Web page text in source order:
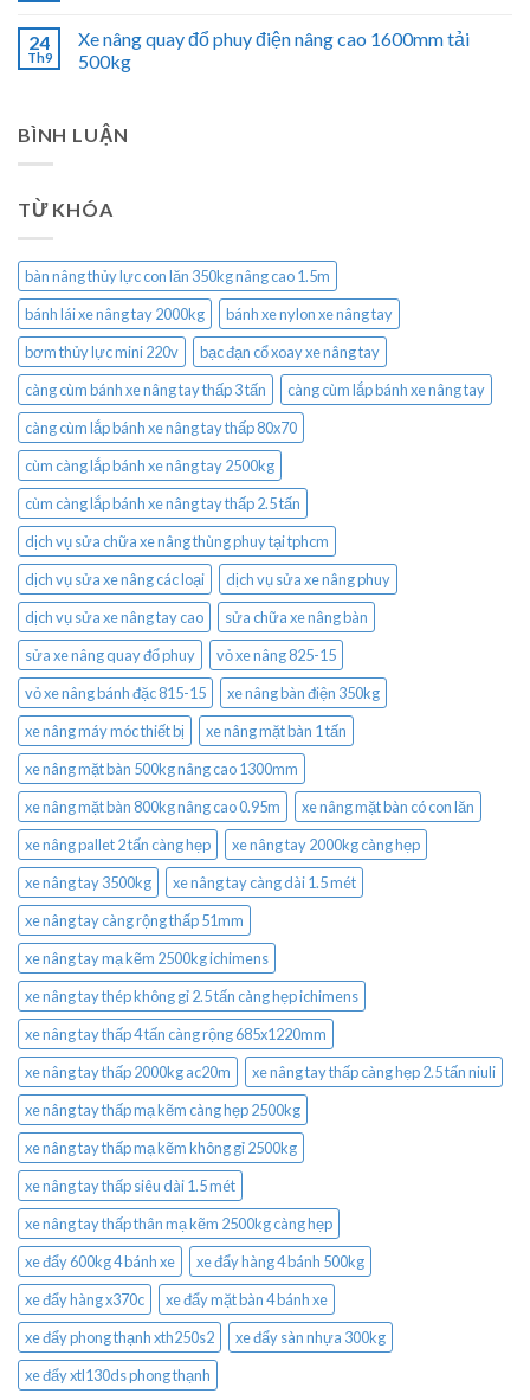
24
Th9
Xe nâng quay đổ phuy điện nâng cao 1600mm tải
500kg
BÌNH LUẬN
TỪ KHÓA
bàn nâng thủy lực con lăn 350kg nâng cao 1.5m
bánh lái xe nâng tay 2000kg
bánh xe nylon xe nâng tay
bơm thủy lực mini 220v
bạc đạn cổ xoay xe nâng tay
càng cùm bánh xe nâng tay thấp 3 tấn
càng cùm lắp bánh xe nâng tay
càng cùm lắp bánh xe nâng tay thấp 80x70
cùm càng lắp bánh xe nâng tay 2500kg
cùm càng lắp bánh xe nâng tay thấp 2.5 tấn
dịch vụ sửa chữa xe nâng thùng phuy tại tphcm
dịch vụ sửa xe nâng các loại
dịch vụ sửa xe nâng phuy
dịch vụ sửa xe nâng tay cao
sửa chữa xe nâng bàn
sửa xe nâng quay đổ phuy
vỏ xe nâng 825-15
vỏ xe nâng bánh đặc 815-15
xe nâng bàn điện 350kg
xe nâng máy móc thiết bị
xe nâng mặt bàn 1 tấn
xe nâng mặt bàn 500kg nâng cao 1300mm
xe nâng mặt bàn 800kg nâng cao 0.95m
xe nâng mặt bàn có con lăn
xe nâng pallet 2 tấn càng hẹp
xe nâng tay 2000kg càng hẹp
xe nâng tay 3500kg
xe nâng tay càng dài 1.5 mét
xe nâng tay càng rộng thấp 51mm
xe nâng tay mạ kẽm 2500kg ichimens
xe nâng tay thép không gỉ 2.5 tấn càng hẹp ichimens
xe nâng tay thấp 4 tấn càng rộng 685x1220mm
xe nâng tay thấp 2000kg ac20m
xe nâng tay thấp càng hẹp 2.5 tấn niuli
xe nâng tay thấp mạ kẽm càng hẹp 2500kg
xe nâng tay thấp mạ kẽm không gỉ 2500kg
xe nâng tay thấp siêu dài 1.5 mét
xe nâng tay thấp thân mạ kẽm 2500kg càng hẹp
xe đẩy 600kg 4 bánh xe
xe đẩy hàng 4 bánh 500kg
xe đẩy hàng x370c
xe đẩy mặt bàn 4 bánh xe
xe đẩy phong thạnh xth250s2
xe đẩy sàn nhựa 300kg
xe đẩy xtl130ds phong thạnh